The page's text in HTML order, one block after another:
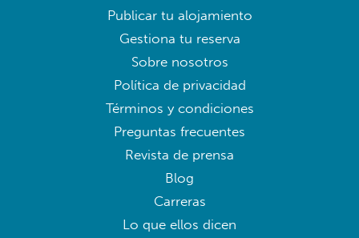
Publicar tu alojamiento
Gestiona tu reserva
Sobre nosotros
Política de privacidad
Términos y condiciones
Preguntas frecuentes
Revista de prensa
Blog
Carreras
Lo que ellos dicen